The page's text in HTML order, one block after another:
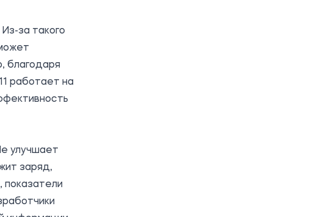
за такого
благодаря
работает на
улучшает
заряд,
показатели